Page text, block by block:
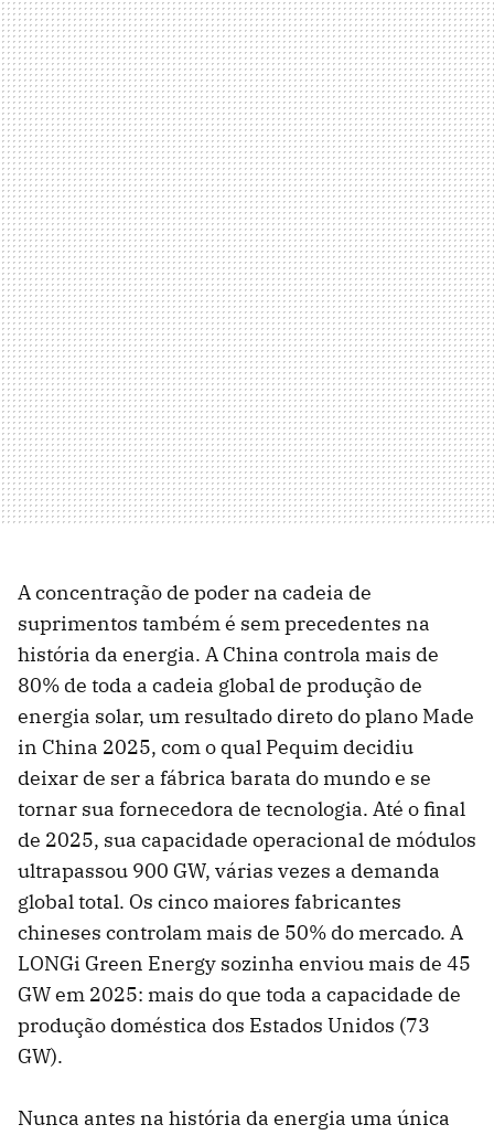
A concentração de poder na cadeia de
suprimentos também é sem precedentes na
história da energia. A China controla mais de
80% de toda a cadeia global de produção de
energia solar, um resultado direto do plano Made
in China 2025, com o qual Pequim decidiu
deixar de ser a fábrica barata do mundo e se
tornar sua fornecedora de tecnologia. Até o final
de 2025, sua capacidade operacional de módulos
ultrapassou 900 GW, várias vezes a demanda
global total. Os cinco maiores fabricantes
chineses controlam mais de 50% do mercado. A
LONGi Green Energy sozinha enviou mais de 45
GW em 2025: mais do que toda a capacidade de
produção doméstica dos Estados Unidos (73
GW).
Nunca antes na história da energia uma única